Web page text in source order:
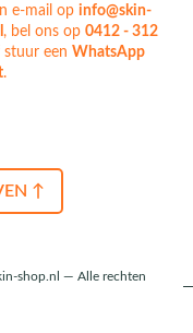
e-mail op info@skin-
, bel ons op0412 - 312
stuur eenWhatsApp
.
↑
shop.nl — Alle rechten